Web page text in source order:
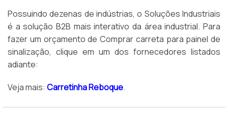
Possuindo dezenas de indústrias, o Soluções Industriais
é a solução B2B mais interativo da área industrial. Para
fazer um orçamento de Comprar carreta para painel de
sinalização, clique em um dos fornecedores listados
adiante:
Veja mais: Carretinha Reboque.